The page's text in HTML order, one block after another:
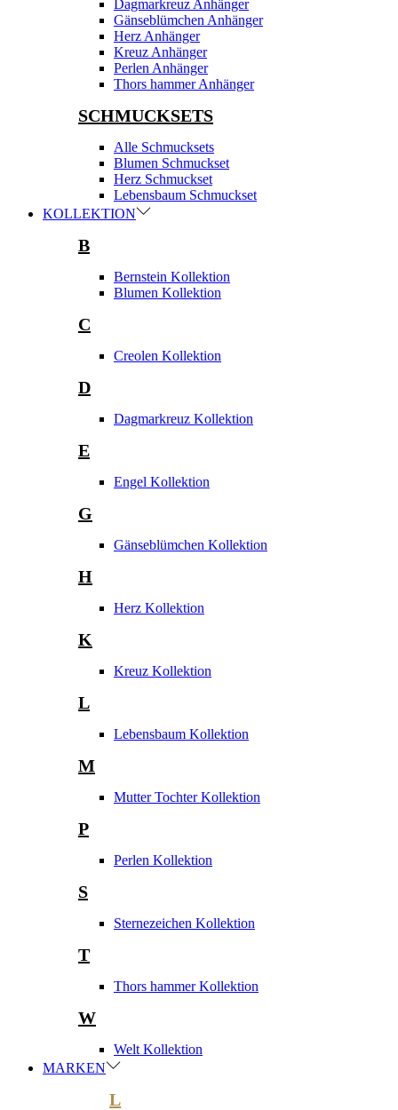
Dagmarkreuz Anhänger
Gänseblümchen Anhänger
Herz Anhänger
Kreuz Anhänger
Perlen Anhänger
Thors hammer Anhänger
SCHMUCKSETS
Alle Schmucksets
Blumen Schmuckset
Herz Schmuckset
Lebensbaum Schmuckset
KOLLEKTION
B
Bernstein Kollektion
Blumen Kollektion
C
Creolen Kollektion
D
Dagmarkreuz Kollektion
E
Engel Kollektion
G
Gänseblümchen Kollektion
H
Herz Kollektion
K
Kreuz Kollektion
L
Lebensbaum Kollektion
M
Mutter Tochter Kollektion
P
Perlen Kollektion
S
Sternezeichen Kollektion
T
Thors hammer Kollektion
W
Welt Kollektion
MARKEN
L